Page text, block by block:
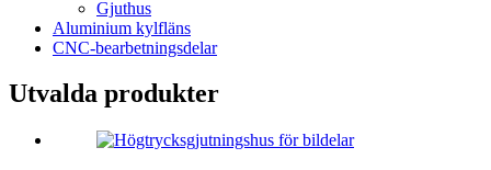
Gjuthus
Aluminium kylfläns
CNC-bearbetningsdelar
Utvalda produkter